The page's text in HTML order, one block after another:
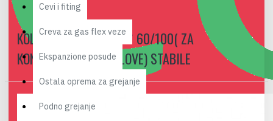
Cevi i fiting
Creva za gas flex veze
Ekspanzione posude
Ostala oprema za grejanje
Podno grejanje
KOLENO DIMOVODA 45° 60/100( ZA
KONDENZACIONE KOTLOVE) STABILE